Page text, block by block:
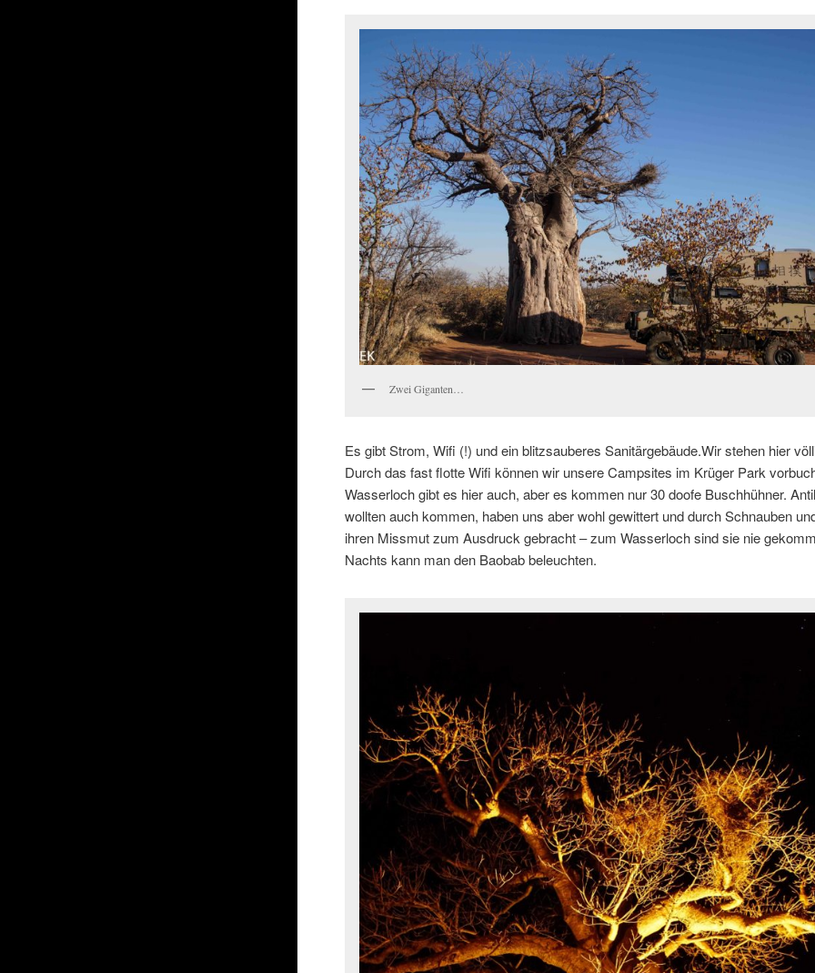
Zwei Giganten…
Es gibt Strom, Wifi (!) und ein blitzsauberes Sanitärgebäude.Wir stehen hier
Durch das fast flotte Wifi können wir unsere Campsites im Krüger Park
Wasserloch gibt es hier auch, aber es kommen nur 30 doofe Buschhühner.
wollten auch kommen, haben uns aber wohl gewittert und durch Schnauben
ihren Missmut zum Ausdruck gebracht – zum Wasserloch sind sie nie
Nachts kann man den Baobab beleuchten.